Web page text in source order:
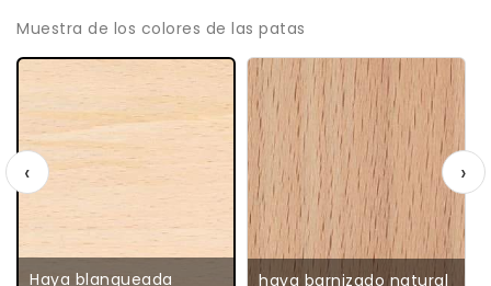
Muestra de los colores de las patas
Haya blanqueada haya barnizado natural
‹ ›